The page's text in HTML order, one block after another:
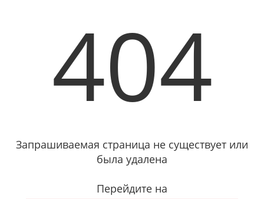
404
Запрашиваемая страница не существует или
была удалена
Перейдите на